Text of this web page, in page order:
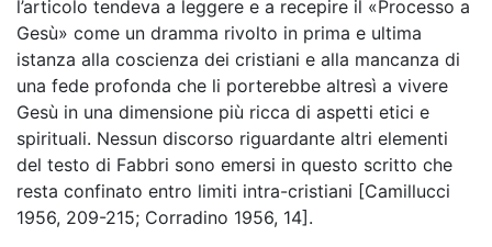
l’articolo tendeva a leggere e a recepire il «Processo a
Gesù» come un dramma rivolto in prima e ultima
istanza alla coscienza dei cristiani e alla mancanza di
una fede profonda che li porterebbe altresì a vivere
Gesù in una dimensione più ricca di aspetti etici e
spirituali. Nessun discorso riguardante altri elementi
del testo di Fabbri sono emersi in questo scritto che
resta confinato entro limiti intra-cristiani [Camillucci
1956, 209-215; Corradino 1956, 14].